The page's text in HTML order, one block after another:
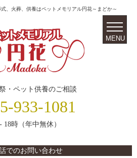
、火葬、供養はペットメモリアル円花～まどか～
・ペット供養のご相談
933-1081
18時（年中無休）
でのお問い合わせ